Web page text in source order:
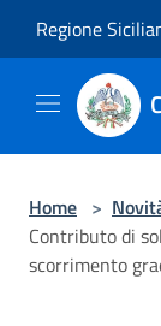
Regione
Home >
Contributo di
scorrimento